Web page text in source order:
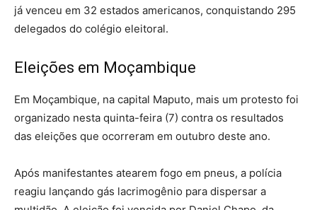
já venceu em 32 estados americanos, conquistando 295
delegados do colégio eleitoral.
Eleições em Moçambique
Em Moçambique, na capital Maputo, mais um protesto foi
organizado nesta quinta-feira (7) contra os resultados
das eleições que ocorreram em outubro deste ano.
Após manifestantes atearem fogo em pneus, a polícia
reagiu lançando gás lacrimogênio para dispersar a